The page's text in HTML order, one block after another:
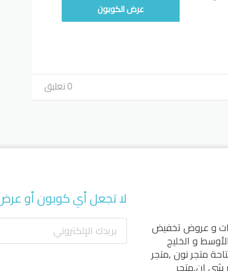
عرض الكوبون
0 تعليق
و عروض تخفيض
و الخليج
متجر نون,متجر
لا تجعل أي كوبون أو